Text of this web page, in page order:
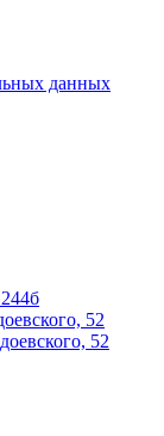
данных
52
52